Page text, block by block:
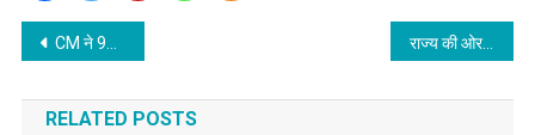
Post
navigation
CM ने 90 करोड़ की लागत के 15 योजनाओं का शिलान्यास तथा 02 योजनाओं का लोकार्पण एवं कई विकास योजनाओं की घोषणा की राज्य की ओर से बेस्ट प्रैक्टिस के तहत उत्तराखण्ड होम स्टे पर प्रस्तुतीकरण दिया गया
RELATED POSTS